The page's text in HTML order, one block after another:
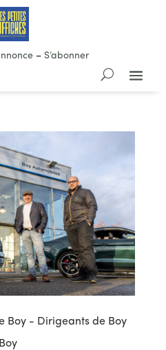
– S’abonner
Boy - Dirigeants de Boy